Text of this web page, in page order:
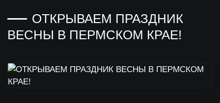
ОТКРЫВАЕМ ПРАЗДНИК
ВЕСНЫ В ПЕРМСКОМ КРАЕ!